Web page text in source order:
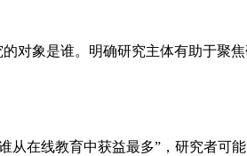
对象是谁。明确研究主体有助于聚
从在线教育中获益最多”，研究者可